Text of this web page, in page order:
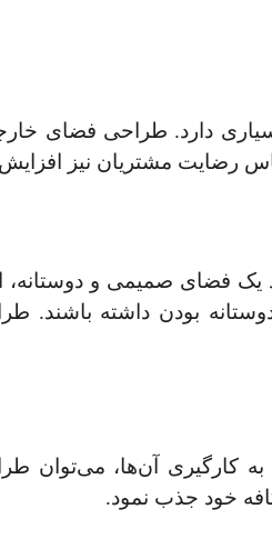
دارد. طراحی فضای خارجی
رضایت مشتریان نیز
یک فضای صمیمی و دوستانه،
بودن داشته
به کارگیری آن‌ها، می‌توان
خود جذب نمود.